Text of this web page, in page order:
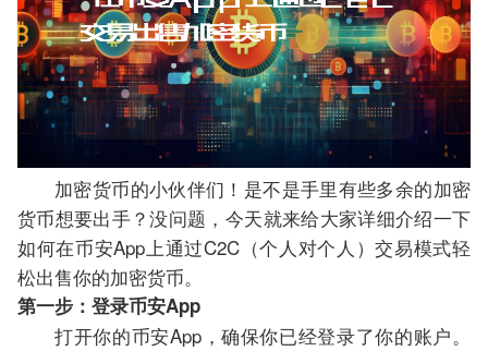
加密货币的小伙伴们！是不是手里有些多余的加密
货币想要出手？没问题，今天就来给大家详细介绍一下
如何在币安App上通过C2C（个人对个人）交易模式轻
松出售你的加密货币。
第一步：登录币安App
打开你的币安App，确保你已经登录了你的账户。